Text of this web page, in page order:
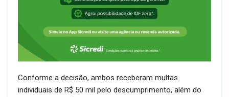
Conforme a decisão, ambos receberam multas
individuais de R$ 50 mil pelo descumprimento, além do